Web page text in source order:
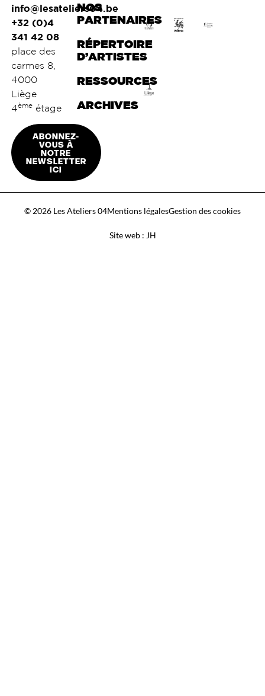
info@lesateliers04.be
+32 (0)4
341 42 08
place des
carmes 8,
4000
Liège
4èmeétage
ABONNEZ-
VOUS À
NOTRE
NEWSLETTER
ICI
NOS
PARTENAIRES
RÉPERTOIRE
D’ARTISTES
RESSOURCES
ARCHIVES
© 2026 Les Ateliers 04Mentions légalesGestion des cookies
Site web : JH